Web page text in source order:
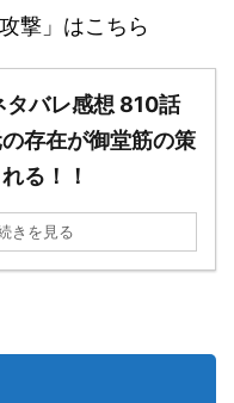
撃」はこちら
タバレ感想 810話
の存在が御堂筋の策
る！！
きを見る